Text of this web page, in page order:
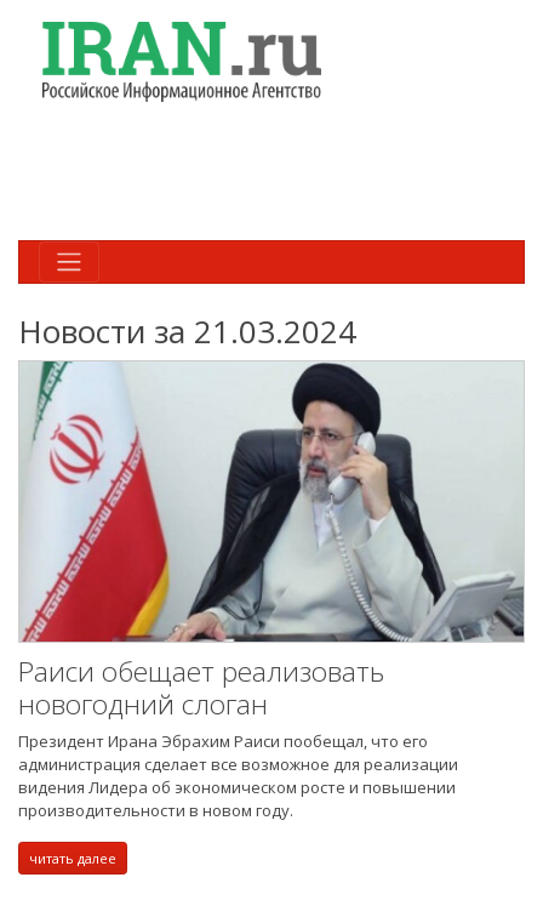
Новости за 21.03.2024
Раиси обещает реализовать
новогодний слоган
Президент Ирана Эбрахим Раиси пообещал, что его
администрация сделает все возможное для реализации
видения Лидера об экономическом росте и повышении
производительности в новом году.
читать далее